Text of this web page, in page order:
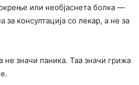
или необјаснета болка —
за консултација со лекар, а не за
не значи паника. Таа значи грижа